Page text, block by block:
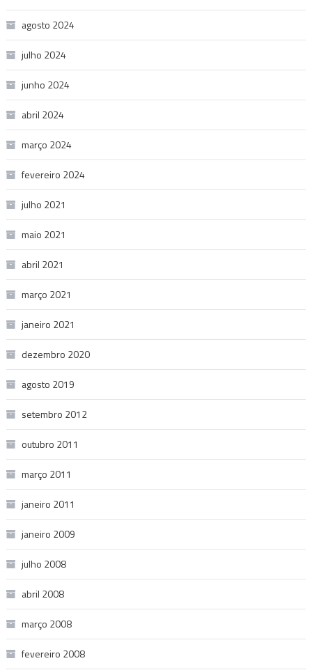
agosto 2024
julho 2024
junho 2024
abril 2024
março 2024
fevereiro 2024
julho 2021
maio 2021
abril 2021
março 2021
janeiro 2021
dezembro 2020
agosto 2019
setembro 2012
outubro 2011
março 2011
janeiro 2011
janeiro 2009
julho 2008
abril 2008
março 2008
fevereiro 2008